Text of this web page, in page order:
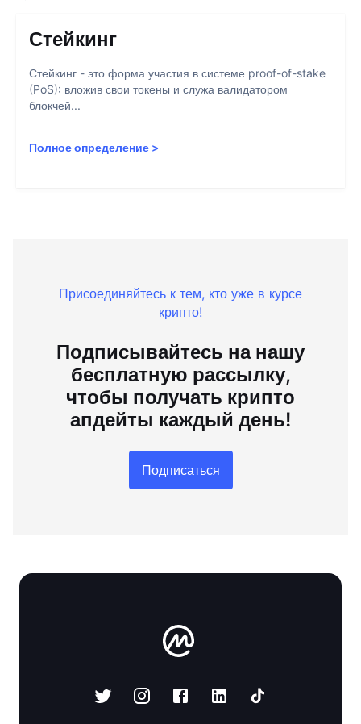
Стейкинг
Стейкинг - это форма участия в системе proof-of-stake
(PoS): вложив свои токены и служа валидатором
блокчей...
Полное определение >
Присоединяйтесь к тем, кто уже в курсе
крипто!
Подписывайтесь на нашу
бесплатную рассылку,
чтобы получать крипто
апдейты каждый день!
Подписаться